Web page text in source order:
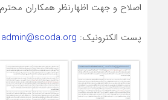
اصلاح و جهت اظهارنظر همکاران
پست الکترونیک: admin@scoda.org